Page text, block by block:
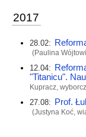
2017
28.02:
(Paulina
12.04:
"Titanicu".
Kupracz,
27.08: Prof.
(Justyna Koć,